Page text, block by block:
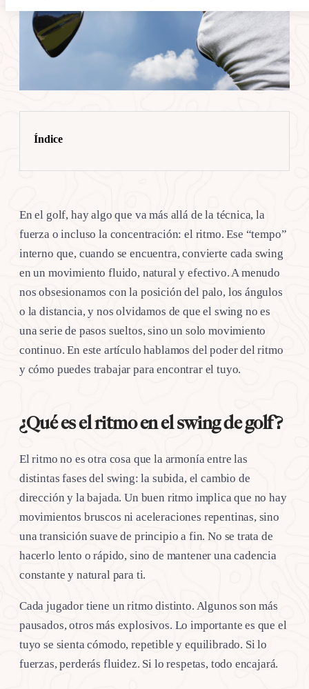
Índice
En el golf, hay algo que va más allá de la técnica, la
fuerza o incluso la concentración: el ritmo. Ese “tempo”
interno que, cuando se encuentra, convierte cada swing
en un movimiento fluido, natural y efectivo. A menudo
nos obsesionamos con la posición del palo, los ángulos
o la distancia, y nos olvidamos de que el swing no es
una serie de pasos sueltos, sino un solo movimiento
continuo. En este artículo hablamos del poder del ritmo
y cómo puedes trabajar para encontrar el tuyo.
¿Qué es el ritmo en el swing de golf?
El ritmo no es otra cosa que la armonía entre las
distintas fases del swing: la subida, el cambio de
dirección y la bajada. Un buen ritmo implica que no hay
movimientos bruscos ni aceleraciones repentinas, sino
una transición suave de principio a fin. No se trata de
hacerlo lento o rápido, sino de mantener una cadencia
constante y natural para ti.
Cada jugador tiene un ritmo distinto. Algunos son más
pausados, otros más explosivos. Lo importante es que el
tuyo se sienta cómodo, repetible y equilibrado. Si lo
fuerzas, perderás fluidez. Si lo respetas, todo encajará.